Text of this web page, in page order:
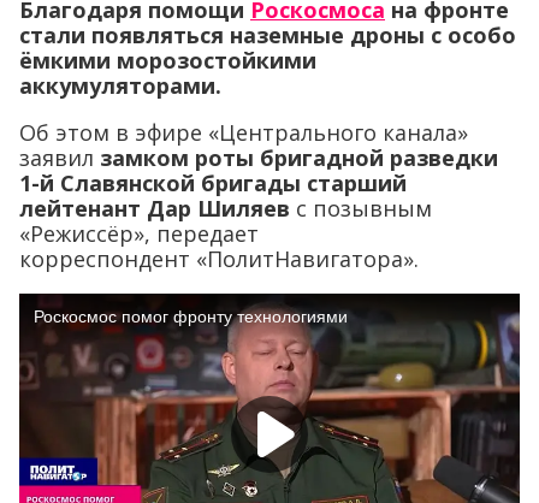
Благодаря помощи Роскосмоса на фронте
стали появляться наземные дроны с особо
ёмкими морозостойкими
аккумуляторами.
Об этом в эфире «Центрального канала»
заявил замком роты бригадной разведки
1-й Славянской бригады старший
лейтенант Дар Шиляев с позывным
«Режиссёр», передает
корреспондент «ПолитНавигатора».